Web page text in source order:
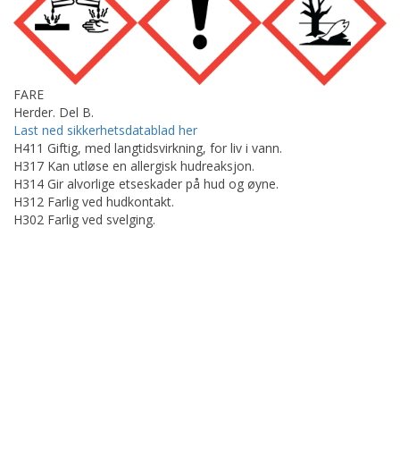
FARE
Herder. Del B.
Last ned sikkerhetsdatablad her
H411 Giftig, med langtidsvirkning, for liv i vann.
H317 Kan utløse en allergisk hudreaksjon.
H314 Gir alvorlige etseskader på hud og øyne.
H312 Farlig ved hudkontakt.
H302 Farlig ved svelging.